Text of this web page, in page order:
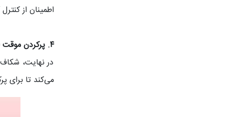
اطمینان از
۴. پرکردن موقت (Temporary filling)
در نهایت،
می‌کند تا برای